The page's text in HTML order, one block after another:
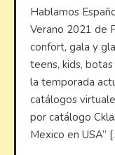
Hablamos
Verano 2021 de
confort, gala y
teens, kids,
la temporada
catálogos
por catálogo
Mexico en USA”